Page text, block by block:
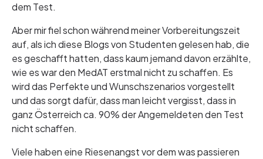
dem Test.
Aber mir fiel schon während meiner Vorbereitungszeit
auf, als ich diese Blogs von Studenten gelesen hab, die
es geschafft hatten, dass kaum jemand davon erzählte,
wie es war den MedAT erstmal nicht zu schaffen. Es
wird das Perfekte und Wunschszenarios vorgestellt
und das sorgt dafür, dass man leicht vergisst, dass in
ganz Österreich ca. 90% der Angemeldeten den Test
nicht schaffen.
Viele haben eine Riesenangst vor dem was passieren